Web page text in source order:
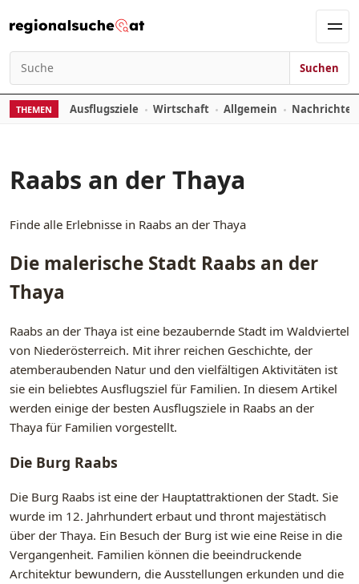
Suchen nach:
Suchen
THEMEN Ausflugsziele Wirtschaft Allgemein
Raabs an der Thaya
Finde alle Erlebnisse in Raabs an der Thaya
Die malerische Stadt Raabs an der
Thaya
Raabs an der Thaya ist eine bezaubernde Stadt im Waldviertel
von Niederösterreich. Mit ihrer reichen Geschichte, der
atemberaubenden Natur und den vielfältigen Aktivitäten ist
sie ein beliebtes Ausflugsziel für Familien. In diesem Artikel
werden einige der besten Ausflugsziele in Raabs an der
Thaya für Familien vorgestellt.
Die Burg Raabs
Die Burg Raabs ist eine der Hauptattraktionen der Stadt. Sie
wurde im 12. Jahrhundert erbaut und thront majestätisch
über der Thaya. Ein Besuch der Burg ist wie eine Reise in die
Vergangenheit. Familien können die beeindruckende
Architektur bewundern, die Ausstellungen erkunden und die